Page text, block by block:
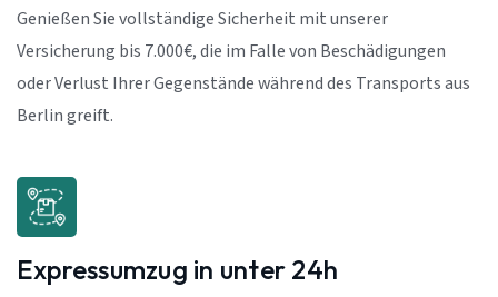
Genießen Sie vollständige Sicherheit mit unserer
Versicherung bis 7.000€, die im Falle von Beschädigungen
oder Verlust Ihrer Gegenstände während des Transports aus
Berlin greift.
Expressumzug in unter 24h